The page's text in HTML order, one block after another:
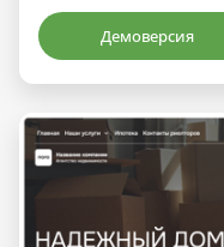
Демоверсия